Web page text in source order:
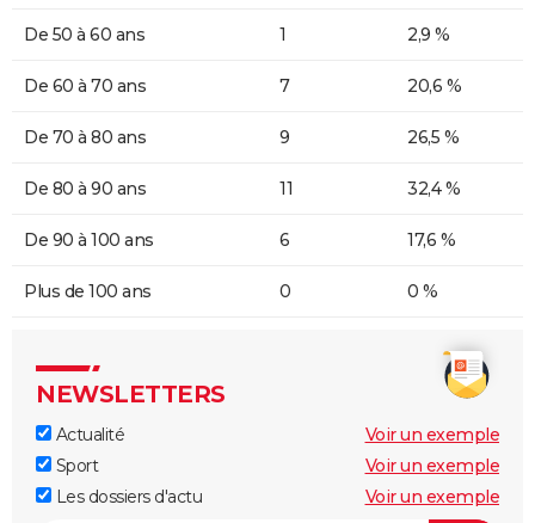
De 50 à 60 ans 1 2,9 %
De 60 à 70 ans 7 20,6 %
De 70 à 80 ans 9 26,5 %
De 80 à 90 ans 11 32,4 %
De 90 à 100 ans 6 17,6 %
Plus de 100 ans 0 0 %
NEWSLETTERS
Actualité
Voir un exemple
Sport
Voir un exemple
Les dossiers d'actu
Voir un exemple